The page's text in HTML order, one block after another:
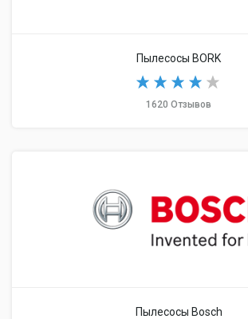
Пылесосы BORK
1620 Отзывов
Пылесосы Bosch